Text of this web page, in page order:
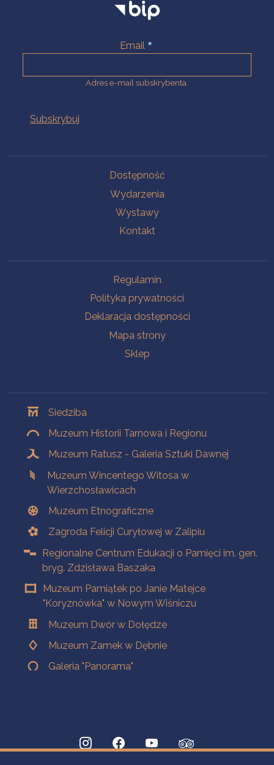
Email
Adres e-mail subskrybenta.
Dostępność
Wydarzenia
Wystawy
Kontakt
Regulamin
Polityka prywatności
Deklaracja dostępności
Mapa strony
Sklep
Siedziba
Muzeum Historii Tarnowa i Regionu
Muzeum Ratusz - Galeria Sztuki Dawnej
Muzeum Wincentego Witosa w
Wierzchosławicach
Muzeum Etnograficzne
Zagroda Felicji Curyłowej w Zalipiu
Regionalne Centrum Edukacji o Pamięci im. gen.
bryg. Zdzisława Baszaka
Muzeum Pamiątek po Janie Matejce
"Koryznówka" w Nowym Wiśniczu
Muzeum Dwór w Dołędze
Muzeum Zamek w Dębnie
Galeria "Panorama"